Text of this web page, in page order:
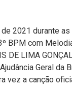
2021 durante
BPM com
DE LIMA
Geral da
vez a canção